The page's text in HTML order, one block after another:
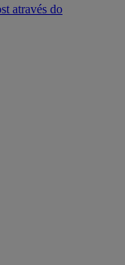
através do